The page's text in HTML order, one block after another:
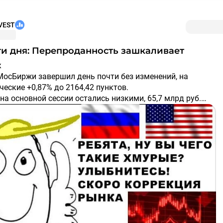
дня: Перепроданность зашкаливает
завершил день почти без изменений, на
+0,87% до 2164,42 пунктов.
основной сессии остались низкими, 65,7 млрд руб.
продолжил снижение на фоне инфляционного
вызванного топливным кризисом. Рынок госдолга
под давлением, и устойчивого разворота я пока не вижу.
роста
Петербург +7,17% $BSPB
$TRMK
$TGKN
падения
−5,90%
$EUTR
$CBOM